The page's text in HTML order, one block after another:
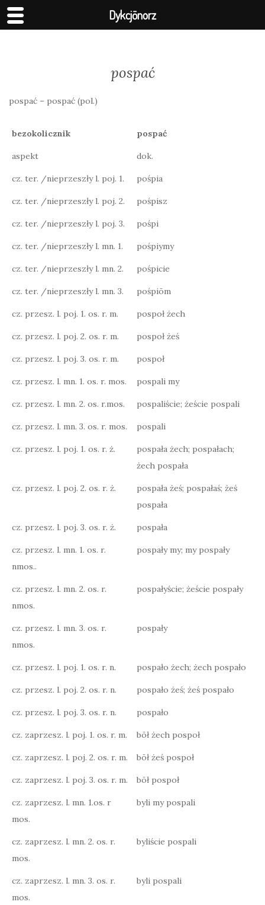
pospać
pospać – pospać (pol.)
bezokolicznik pospać
aspekt dok.
cz. ter. /nieprzeszły l. poj. 1. pośpia
cz. ter. /nieprzeszły l. poj. 2. pośpisz
cz. ter. /nieprzeszły l. poj. 3. pośpi
cz. ter. /nieprzeszły l. mn. 1. pośpiymy
cz. ter. /nieprzeszły l. mn. 2. pośpicie
cz. ter. /nieprzeszły l. mn. 3. pośpiōm
cz. przesz. l. poj. 1. os. r. m. pospoł żech
cz. przesz. l. poj. 2. os. r. m. pospoł żeś
cz. przesz. l. poj. 3. os. r. m. pospoł
cz. przesz. l. mn. 1. os. r. mos. pospali my
cz. przesz. l. mn. 2. os. r.mos. pospaliście; żeście pospali
cz. przesz. l. mn. 3. os. r. mos. pospali
cz. przesz. l. poj. 1. os. r. ż.
pospała żech; pospałach;
żech pospała
cz. przesz. l. poj. 2. os. r. ż.
pospała żeś; pospałaś; żeś
pospała
cz. przesz. l. poj. 3. os. r. ż. pospała
cz. przesz. l. mn. 1. os. r.
nmos..
pospały my; my pospały
cz. przesz. l. mn. 2. os. r.
nmos.
pospałyście; żeście pospały
cz. przesz. l. mn. 3. os. r.
nmos.
pospały
cz. przesz. l. poj. 1. os. r. n. pospało żech; żech pospało
cz. przesz. l. poj. 2. os. r. n. pospało żeś; żeś pospało
cz. przesz. l. poj. 3. os. r. n. pospało
cz. zaprzesz. l. poj. 1. os. r. m. bōł żech pospoł
cz. zaprzesz. l. poj. 2. os. r. m. bōł żeś pospoł
cz. zaprzesz. l. poj. 3. os. r. m. bōł pospoł
cz. zaprzesz. l. mn. 1.os. r
mos.
byli my pospali
cz. zaprzesz. l. mn. 2. os. r.
mos.
byliście pospali
cz. zaprzesz. l. mn. 3. os. r.
mos.
byli pospali
Dykcjōnorz